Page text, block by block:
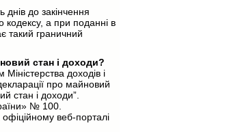
днів до закінчення
кодексу, а при поданні в
такий граничний
стан і доходи?
доходів і
про майновий
стан і доходи”.
№ 100.
веб-порталі